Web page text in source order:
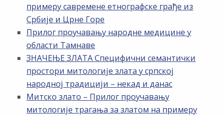
примеру савремене етнографске грађе из
Србије и Црне Горе
Прилог проучавању народне медицине у
области Тамнаве
ЗНАЧЕЊЕ ЗЛАТА Специфични семантички
простори митологије злата у српској
народној традицији – некад и данас
Митско злато – Прилог проучавању
митологије трагања за златом на примеру